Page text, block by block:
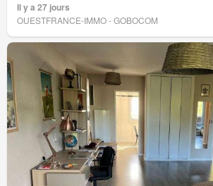
Il y a 27 jours
OUESTFRANCE-IMMO - GOBOCOM